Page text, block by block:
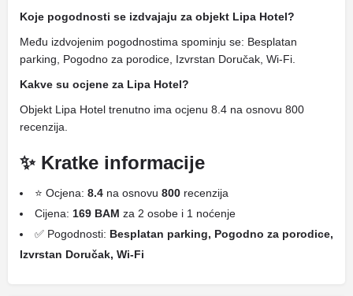
Koje pogodnosti se izdvajaju za objekt Lipa Hotel?
Među izdvojenim pogodnostima spominju se: Besplatan
parking, Pogodno za porodice, Izvrstan Doručak, Wi-Fi.
Kakve su ocjene za Lipa Hotel?
Objekt Lipa Hotel trenutno ima ocjenu 8.4 na osnovu 800
recenzija.
✨ Kratke informacije
⭐ Ocjena: 8.4 na osnovu 800 recenzija
Cijena: 169 BAM za 2 osobe i 1 noćenje
✅ Pogodnosti: Besplatan parking, Pogodno za porodice,
Izvrstan Doručak, Wi-Fi